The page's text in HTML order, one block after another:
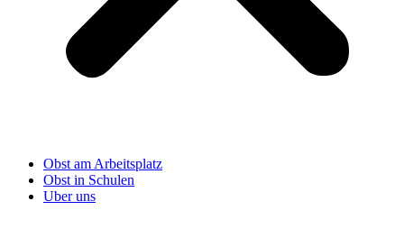
Obst am Arbeitsplatz
Obst in Schulen
Uber uns